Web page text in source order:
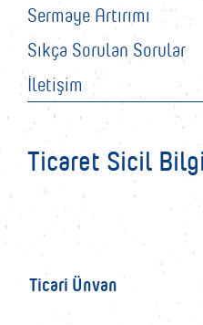
Ticaret Sicil
Ticari Ünvan
Sermaye Artırımı
Sıkça Sorulan Sorular
İletişim